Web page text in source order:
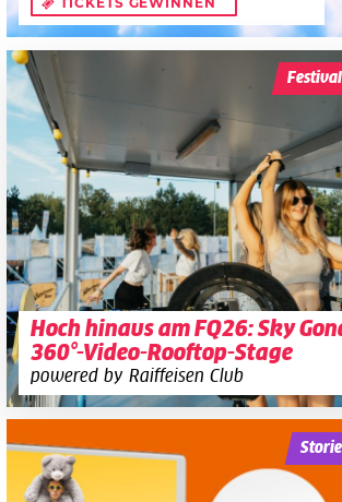
TICKETS GEWINNEN
Hoch hinaus am FQ26: Sky
360°-Video-Rooftop-Stage
powered by Raiffeisen Club